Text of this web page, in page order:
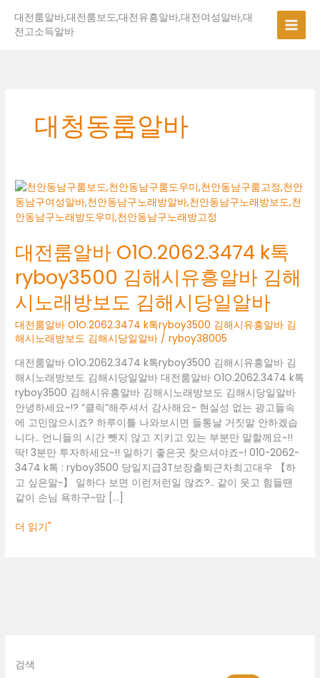
대전룸알바,대전룸보도,대전유흥알바,대전여성알바,대
전고소득알바
대청동룸알바
대전룸알바 O1O.2062.3474 k톡
ryboy3500 김해시유흥알바 김해
시노래방보도 김해시당일알바
대전룸알바 O1O.2062.3474 k톡ryboy3500 김해시유흥알바 김
해시노래방보도 김해시당일알바 /ryboy38005
대전룸알바 O1O.2062.3474 k톡ryboy3500 김해시유흥알바 김
해시노래방보도 김해시당일알바 대전룸알바 O1O.2062.3474 k톡
ryboy3500 김해시유흥알바 김해시노래방보도 김해시당일알바
안녕하세요~!? “클릭”해주셔서 감사해요~ 현실성 없는 광고들속
에 고민많으시죠? 하루이틀 나와보시면 들통날 거짓말 안하겠습
니다.. 언니들의 시간 뺏지 않고 지키고 있는 부분만 말할께요~!!
딱! 3분만 투자하세요~!! 일하기 좋은곳 찾으셔야죠~! 010-2062-
3474 k톡 : ryboy3500 당일지급3T보장출퇴근차최고대우 【하
고 싶은말~】 일하다 보면 이런저런일 많죠?.. 같이 웃고 힘들땐
같이 손님 욕하구~맘 […]
대
전
룸
바
O1O.2062.3474
k
톡
ryboy3500
김
해
유
흥
알
바
김
해
시
노
래
방
도
더 읽기"
검색